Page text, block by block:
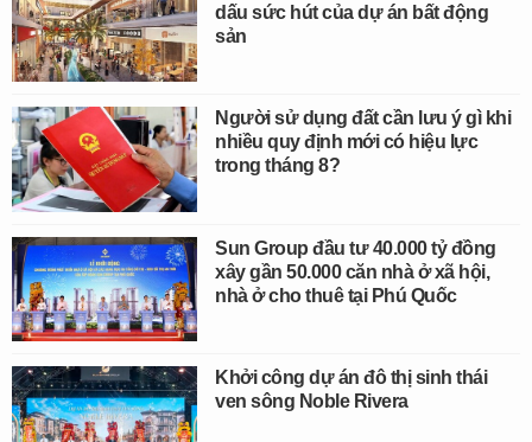
dấu sức hút của dự án bất động
sản
Người sử dụng đất cần lưu ý gì khi
nhiều quy định mới có hiệu lực
trong tháng 8?
Sun Group đầu tư 40.000 tỷ đồng
xây gần 50.000 căn nhà ở xã hội,
nhà ở cho thuê tại Phú Quốc
Khởi công dự án đô thị sinh thái
ven sông Noble Rivera